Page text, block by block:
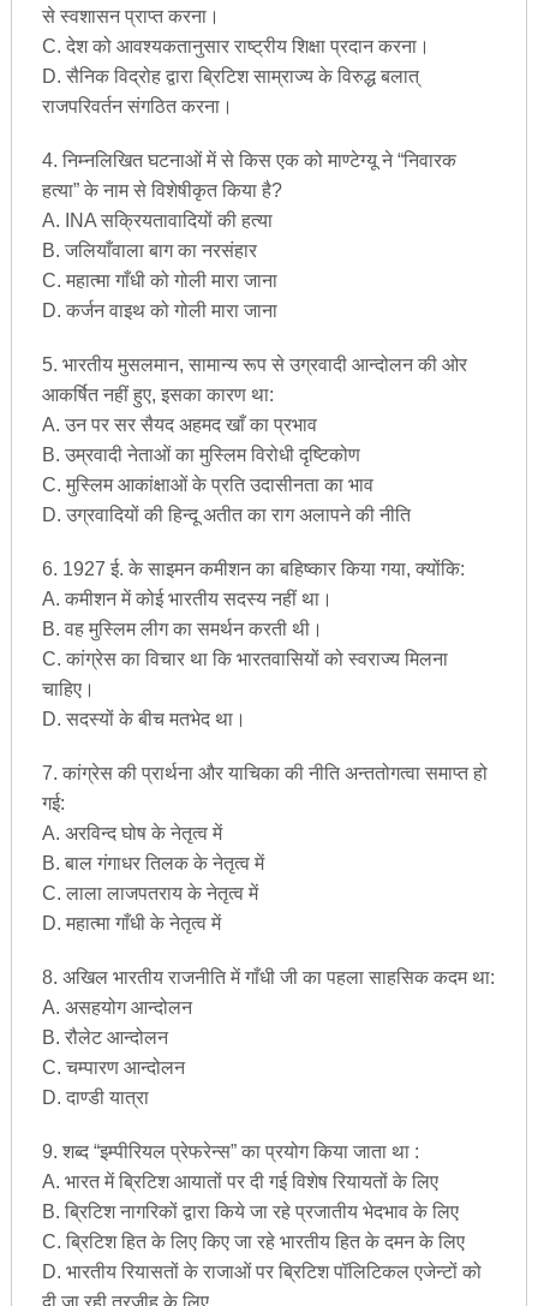
से स्वशासन प्राप्त करना।
C. देश को आवश्यकतानुसार राष्ट्रीय शिक्षा प्रदान करना।
D. सैनिक विद्रोह द्वारा ब्रिटिश साम्राज्य के विरुद्ध बलात्
राजपरिवर्तन संगठित करना।
4. निम्नलिखित घटनाओं में से किस एक को माण्टेग्यू ने “निवारक
हत्या” के नाम से विशेषीकृत किया है?
A. INA सक्रियतावादियों की हत्या
B. जलियाँवाला बाग का नरसंहार
C. महात्मा गाँधी को गोली मारा जाना
D. कर्जन वाइथ को गोली मारा जाना
5. भारतीय मुसलमान, सामान्य रूप से उग्रवादी आन्दोलन की ओर
आकर्षित नहीं हुए, इसका कारण था:
A. उन पर सर सैयद अहमद खाँ का प्रभाव
B. उम्रवादी नेताओं का मुस्लिम विरोधी दृष्टिकोण
C. मुस्लिम आकांक्षाओं के प्रति उदासीनता का भाव
D. उग्रवादियों की हिन्दू अतीत का राग अलापने की नीति
6. 1927 ई. के साइमन कमीशन का बहिष्कार किया गया, क्योंकि:
A. कमीशन में कोई भारतीय सदस्य नहीं था।
B. वह मुस्लिम लीग का समर्थन करती थी।
C. कांग्रेस का विचार था कि भारतवासियों को स्वराज्य मिलना
चाहिए।
D. सदस्यों के बीच मतभेद था।
7. कांग्रेस की प्रार्थना और याचिका की नीति अन्ततोगत्वा समाप्त हो
गई:
A. अरविन्द घोष के नेतृत्व में
B. बाल गंगाधर तिलक के नेतृत्व में
C. लाला लाजपतराय के नेतृत्व में
D. महात्मा गाँधी के नेतृत्व में
8. अखिल भारतीय राजनीति में गाँधी जी का पहला साहसिक कदम था:
A. असहयोग आन्दोलन
B. रौलेट आन्दोलन
C. चम्पारण आन्दोलन
D. दाण्डी यात्रा
9. शब्द “इम्पीरियल प्रेफरेन्स” का प्रयोग किया जाता था :
A. भारत में ब्रिटिश आयातों पर दी गई विशेष रियायतों के लिए
B. ब्रिटिश नागरिकों द्वारा किये जा रहे प्रजातीय भेदभाव के लिए
C. ब्रिटिश हित के लिए किए जा रहे भारतीय हित के दमन के लिए
D. भारतीय रियासतों के राजाओं पर ब्रिटिश पॉलिटिकल एजेन्टों को
दी जा रही तरजीह के लिए